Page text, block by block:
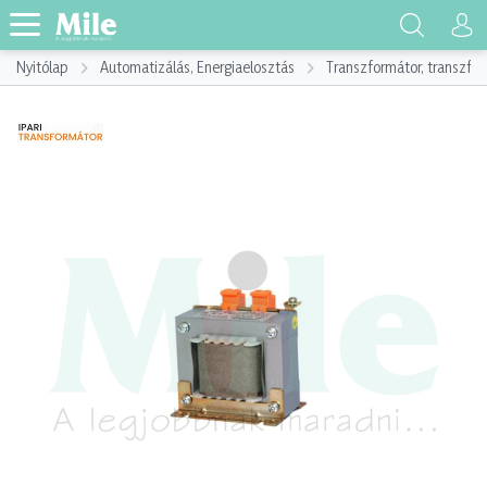
Nyitólap Automatizálás, Energiaelosztás Transzformátor,